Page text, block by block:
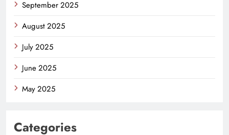
September 2025
August 2025
July 2025
June 2025
May 2025
Categories